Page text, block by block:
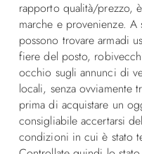
rapporto qualità/prezzo,
marche e provenienze.
possono trovare armadi
fiere del posto,
occhio sugli annunci di
locali, senza ovviamente
prima di acquistare un
consigliabile accertarsi
condizioni in cui è stato